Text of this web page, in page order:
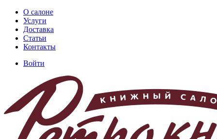
Перейти
основному
содержанию
Основная
навигация
О салоне
Услуги
Доставка
Статьи
Контакты
учётной
записи
пользователя
Войти